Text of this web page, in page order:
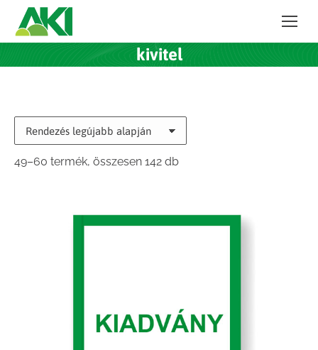
kivitel
49–60 termék, összesen 142 dbSorted